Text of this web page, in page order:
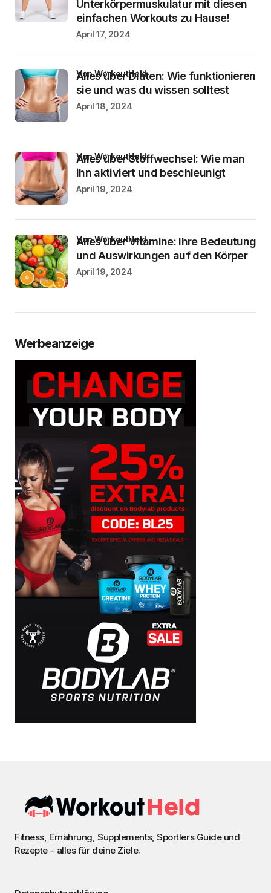
Unterkörpermuskulatur mit diesen
einfachen Workouts zu Hause!
April 17, 2024
Alles über Diäten: Wie funktionieren
sie und was du wissen solltest
von WorkoutHeld
April 18, 2024
Alles über Stoffwechsel: Wie man
ihn aktiviert und beschleunigt
von WorkoutHeld
April 19, 2024
Alles über Vitamine: Ihre Bedeutung
und Auswirkungen auf den Körper
von WorkoutHeld
April 19, 2024
Werbeanzeige
Fitness, Ernährung, Supplements, Sportlers Guide und
Rezepte – alles für deine Ziele.